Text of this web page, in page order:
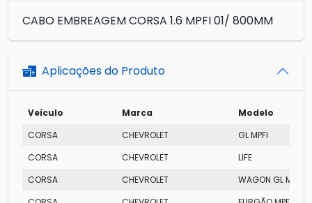
CABO EMBREAGEM CORSA 1.6 MPFI 01/ 800MM
Aplicações do Produto
Veículo Marca
Modelo
CORSA
CHEVROLET
GL MPFI
CORSA
CHEVROLET
LIFE
CORSA
CHEVROLET
WAGON GL MPFI